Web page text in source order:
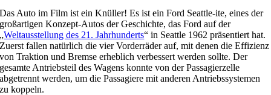
Das Auto im Film ist ein Knüller! Es ist ein Ford Seattle-ite, eines der
großartigen Konzept-Autos der Geschichte, das Ford auf der
„Weltausstellung des 21. Jahrhunderts“ in Seattle 1962 präsentiert hat.
Zuerst fallen natürlich die vier Vorderräder auf, mit denen die Effizienz
von Traktion und Bremse erheblich verbessert werden sollte. Der
gesamte Antriebsteil des Wagens konnte von der Passagierzelle
abgetrennt werden, um die Passagiere mit anderen Antriebssystemen
zu koppeln.